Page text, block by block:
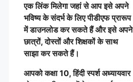
एक लिंक मिलेगा जहां से आप इसे अपने
भविष्य के संदर्भ के लिए पीडीएफ प्रारूप
में डाउनलोड कर सकते हैं और इसे अपने
छात्रों, दोस्तों और शिक्षकों के साथ
साझा कर सकते हैं।
आपको कक्षा 10, हिंदी स्पर्श अध्यायवार